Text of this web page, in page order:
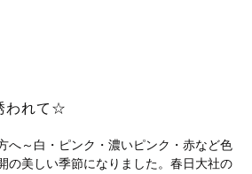
われて☆
へ～白・ピンク・濃いピンク・赤など色
の美しい季節になりました。春日大社の